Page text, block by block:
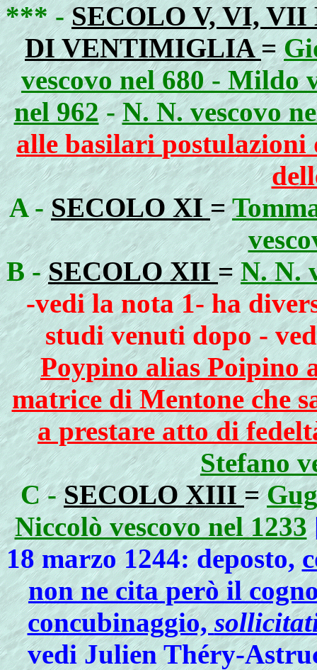
*** -SECOLO V, VI,
DI VENTIMIGLIA=
vescovo nel 680 - Mildo
nel 962-N. N. vescovo
alle basilaripostulazioni
A -SECOLO XI=
B -SECOLO XII=N. N.
-vedi la nota 1- ha
studi venuti dopo -
Poypino alias
matrice di Mentone che
a prestare atto di
Stefano
C -SECOLO XIII=
Niccolò vescovo nel 1233
18 marzo 1244: deposto,
non ne cita però il
concubinaggio,
vedi Julien Théry-